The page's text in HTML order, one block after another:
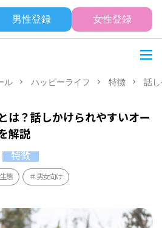
男性登録 女性登録
ル ハッピーライフ 特徴 話
は？話しかけられやすいオー
解説
特徴
生態 男女向け